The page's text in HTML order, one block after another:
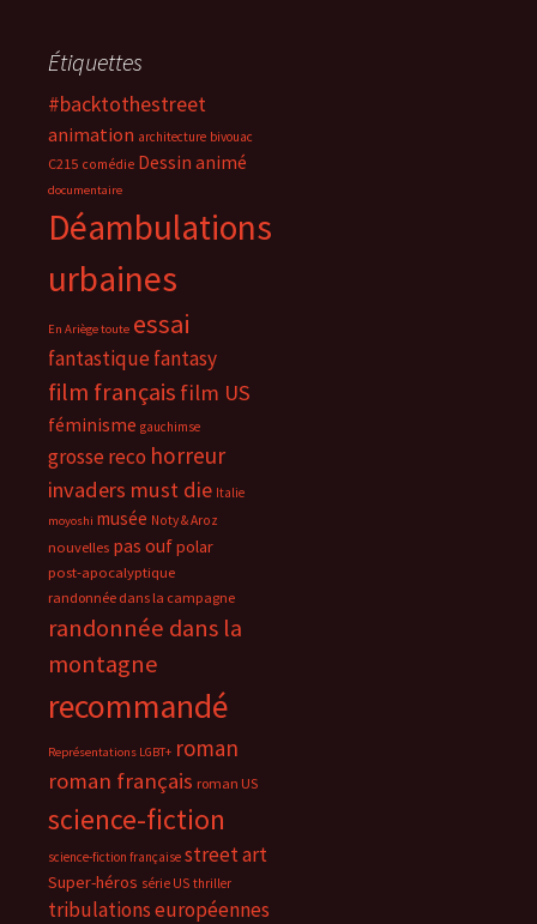
Étiquettes
#backtothestreet
animation architecture bivouac
C215 comédie Dessin animé
documentaire
Déambulations
urbaines
En Ariège toute essai
fantastiquefantasy
film français film US
féminisme gauchimse
grosse reco horreur
invaders must die Italie
moyoshi musée Noty & Aroz
nouvelles pas oufpolar
post-apocalyptique
randonnée dans la campagne
randonnée dans la
montagne
recommandé
Représentations LGBT+ roman
roman français roman US
science-fiction
science-fiction française street art
Super-héros série US thriller
tribulations européennes